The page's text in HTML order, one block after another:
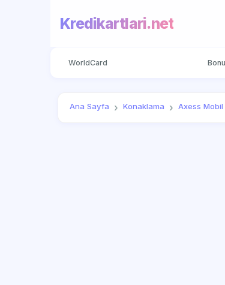
Kredikartlari.net
WorldCard
Ana Sayfa Konaklama Axess Mobil